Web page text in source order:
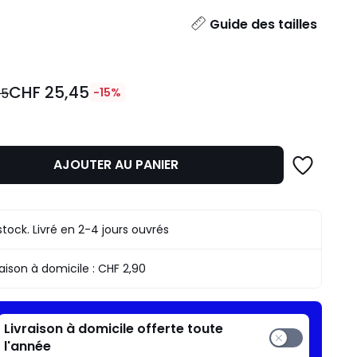
Guide des tailles
CHF 25,45 -15%
AJOUTER AU PANIER
Livré en 2-4 jours ouvrés
à domicile :CHF 2,90
Livraison à domicile offerte toute
l'année